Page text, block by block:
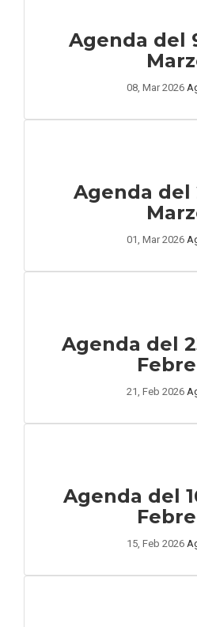
Agenda del
08, Mar 2026
Agenda del
01, Mar 2026
Agenda del
21, Feb 2026
Agenda del
15, Feb 2026